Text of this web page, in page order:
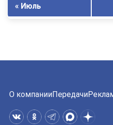
« Июль
О компанииПередачи